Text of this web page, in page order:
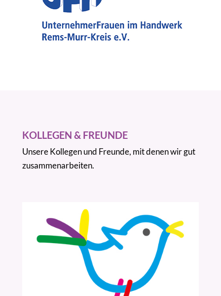
KOLLEGEN & FREUNDE
Unsere Kollegen und Freunde, mit denen wir gut
zusammenarbeiten.